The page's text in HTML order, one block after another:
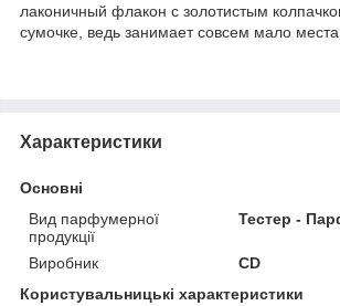
лаконичный флакон с золотистым
сумочке, ведь занимает совсем мало места.
Характеристики
Основні
Вид парфумерної
продукції
Тестер -
Виробник
CD
Користувальницькі характеристики